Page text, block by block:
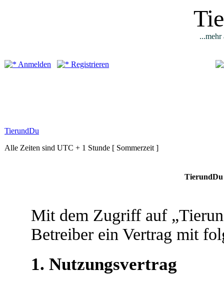
...mehr
Anmelden Registrieren
TierundDu
Alle Zeiten sind UTC + 1 Stunde [ Sommerzeit ]
TierundDu
Mit dem Zugriff auf
Betreiber ein Vertrag mit
1. Nutzungsvertrag